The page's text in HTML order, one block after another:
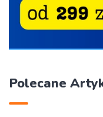
Polecane